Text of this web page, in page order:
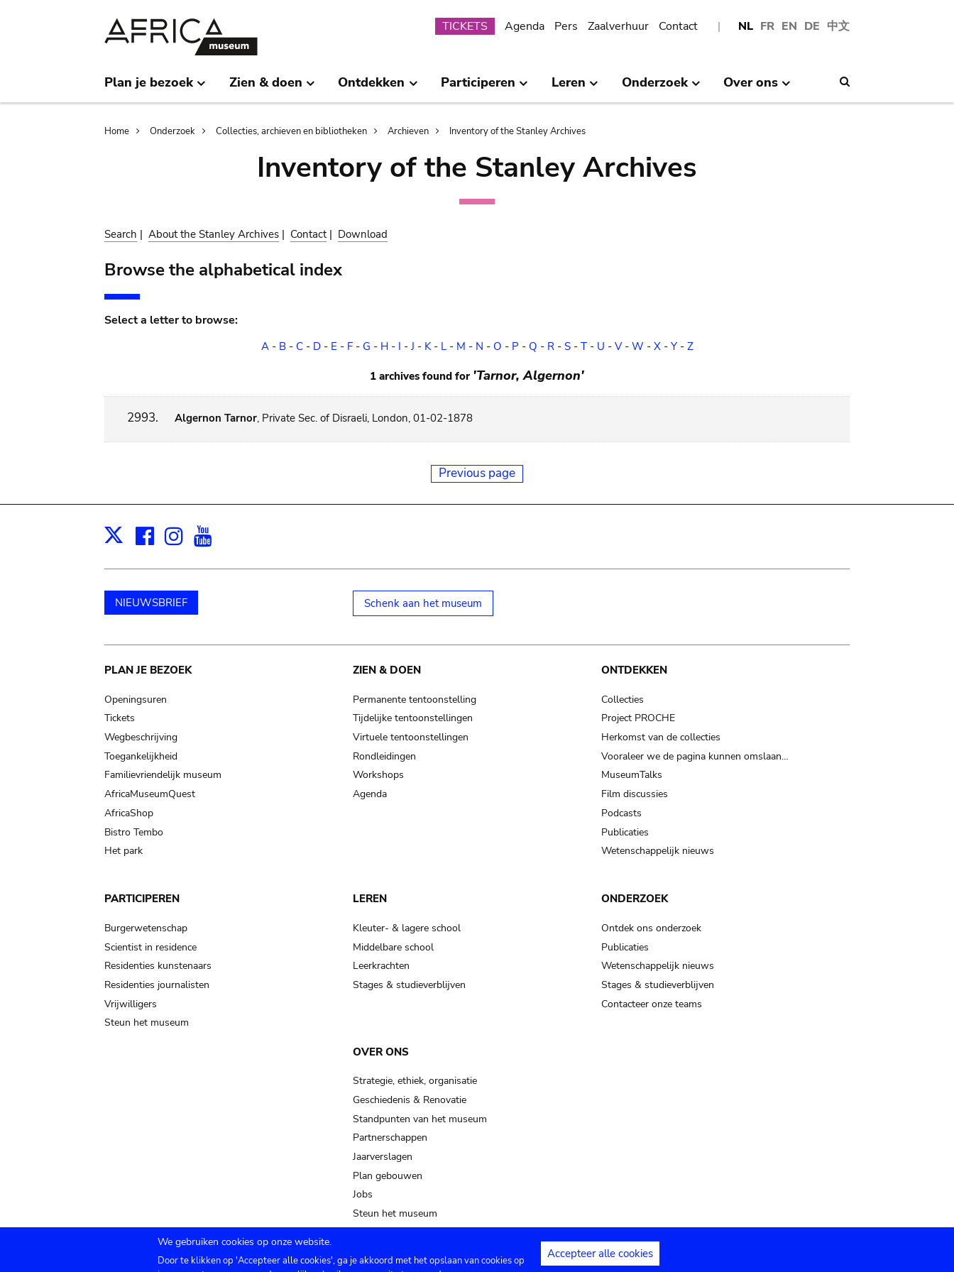
NL FR EN DE 中文
Submenu
TICKETS Agenda Pers Zaalverhuur Contact
Plan je bezoek Zien & doen Ontdekken Participeren Leren Onderzoek Over ons
Breadcrumb
Home Onderzoek Collecties, archieven en bibliotheken Archieven Inventory of the Stanley Archives
Inventory of the Stanley Archives
Search | About the Stanley Archives | Contact| Download
Browse the alphabetical index
Select a letter to browse:
A- B- C- D- E - F- G - H- I -J - K- L- M - N - O - P - Q - R- S- T- U - V- W - X- Y- Z
1 archives found for 'Tarnor, Algernon'
2993. Algernon Tarnor, Private Sec. of Disraeli, London, 01-02-1878
Previous page
X Facebook
Instagram
NIEUWSBRIEF Schenk aan het museum
Main
navigation
PLAN JE BEZOEK
Openingsuren
Tickets
Wegbeschrijving
Toegankelijkheid
Familievriendelijk museum
AfricaMuseumQuest
AfricaShop
Bistro Tembo
Het park
ZIEN & DOEN
Permanente tentoonstelling
Tijdelijke tentoonstellingen
Virtuele tentoonstellingen
Rondleidingen
Workshops
Agenda
ONTDEKKEN
Collecties
Project PROCHE
Herkomst van de collecties
Vooraleer we de pagina kunnen omslaan…
MuseumTalks
Film discussies
Podcasts
Publicaties
Wetenschappelijk nieuws
PARTICIPEREN
Burgerwetenschap
Scientist in residence
Residenties kunstenaars
Residenties journalisten
Vrijwilligers
Steun het museum
LEREN
Kleuter- & lagere school
Middelbare school
Leerkrachten
Stages & studieverblijven
ONDERZOEK
Ontdek ons onderzoek
Publicaties
Wetenschappelijk nieuws
Stages & studieverblijven
Contacteer onze teams
OVER ONS
Strategie, ethiek, organisatie
Geschiedenis & Renovatie
Standpunten van het museum
Partnerschappen
Jaarverslagen
Plan gebouwen
Jobs
Steun het museum
We gebruiken cookies op onze website.
Door te klikken op 'Accepteer alle cookies', ga je akkoord met het opslaan van cookies op
Accepteer alle cookies